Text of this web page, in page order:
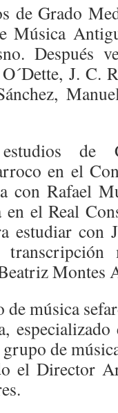
de Grado
Música
Después
J. C.
de
en el
con Rafael
en el Real
estudiar con
Montes
música
de
el Director